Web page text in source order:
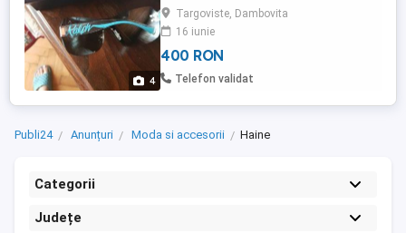
4
impecabila...Ochelarii au fost achizionati
personal din anglia la pretul de 102
lire....rog si ofer seriozitate
Targoviste, Dambovita
16 iunie
400 RON
Telefon validat
Publi24 Anunțuri Moda si accesorii Haine
Categorii
Județe